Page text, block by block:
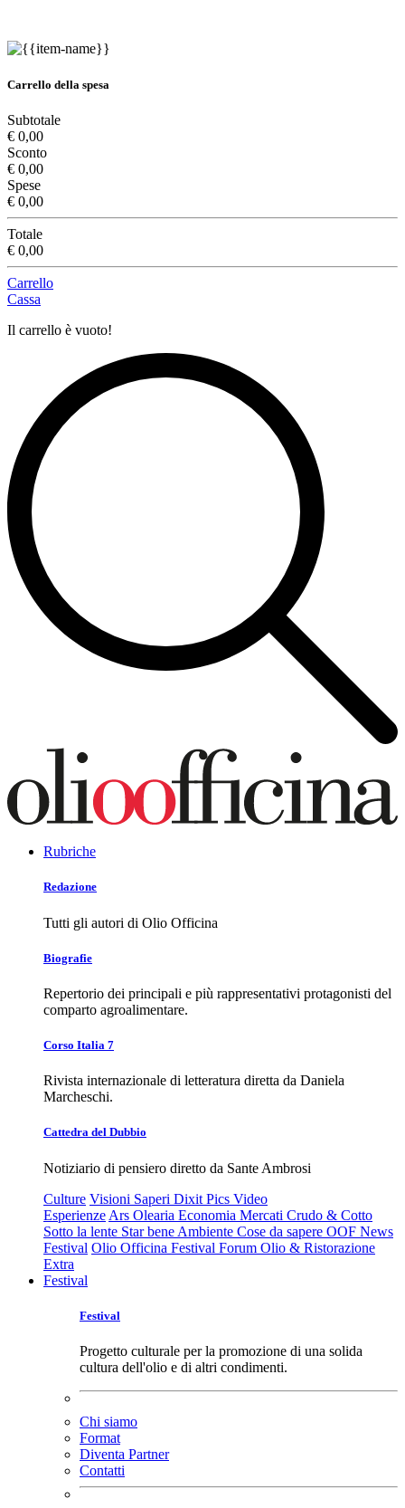
Carrello della spesa
Subtotale
€ 0,00
Sconto
€ 0,00
Spese
€ 0,00
Totale
€ 0,00
Carrello
Cassa
Il carrello è vuoto!
Rubriche
Redazione
Tutti gli autori di Olio Officina
Biografie
Repertorio dei principali e più rappresentativi protagonisti del
comparto agroalimentare.
Corso Italia 7
Rivista internazionale di letteratura diretta da Daniela
Marcheschi.
Cattedra del Dubbio
Notiziario di pensiero diretto da Sante Ambrosi
Culture Visioni Saperi Dixit Pics Video
Esperienze Ars Olearia Economia Mercati Crudo & Cotto
Sotto la lente Star bene Ambiente Cose da sapere OOF News
Festival Olio Officina Festival Forum Olio & Ristorazione
Extra
Festival
Festival
Progetto culturale per la promozione di una solida
cultura dell'olio e di altri condimenti.
Chi siamo
Format
Diventa Partner
Contatti